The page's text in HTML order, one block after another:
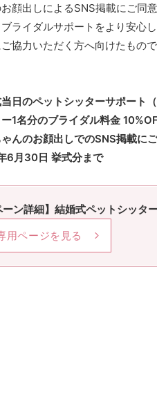
顔出しによるSNS掲載にご同
ライダルサポートをより安心
協力いただく方へ向けたもので
日のペットシッターサポート
1名分のブライダル料金
んのお顔出しでのSNS掲載に
6月30日 挙式分まで
ーン詳細】結婚式ペットシッタ
用ページを見る